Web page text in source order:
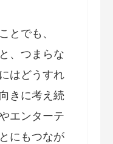
とでも、
、つまらな
はどうすれ
きに考え続
エンターテ
にもつなが